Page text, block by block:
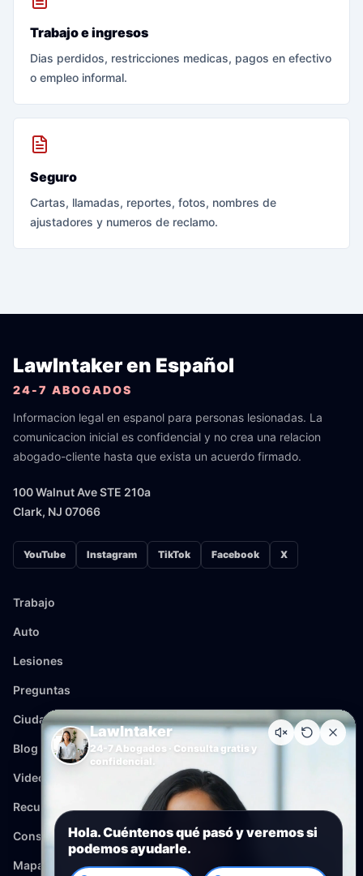
Trabajo e ingresos
Dias perdidos, restricciones medicas, pagos en efectivo
o empleo informal.
Seguro
Cartas, llamadas, reportes, fotos, nombres de
ajustadores y numeros de reclamo.
LawIntaker en Español
24-7 ABOGADOS
Informacion legal en espanol para personas lesionadas. La
comunicacion inicial es confidencial y no crea una relacion
abogado-cliente hasta que exista un acuerdo firmado.
100 Walnut Ave STE 210a
Clark, NJ 07066
YouTube Instagram TikTok Facebook X
Trabajo
Auto
Lesiones
Preguntas
Ciudades
Blog
Videos
Recursos
Consulta
Mapa del sitio
LawIntaker
24-7 Abogados · Consulta gratis y
confidencial.
Hola. Cuéntenos qué pasó y veremos si
podemos ayudarle.